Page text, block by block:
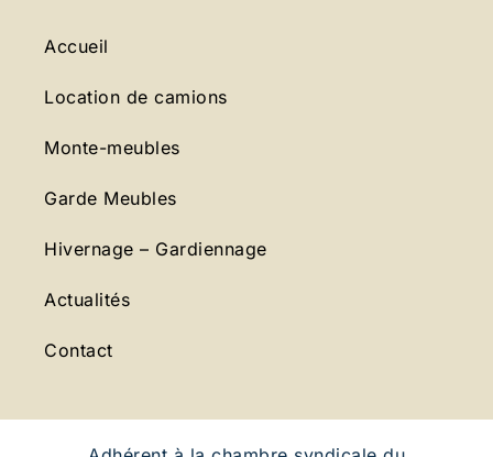
Accueil
Location de camions
Monte-meubles
Garde Meubles
Hivernage – Gardiennage
Actualités
Contact